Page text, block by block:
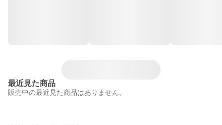
最近見た商品
販売中の最近見た商品はありません。